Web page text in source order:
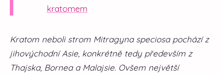
kratomem
Kratom neboli strom Mitragyna speciosa pochází z
jihovýchodní Asie, konkrétně tedy především z
Thajska, Bornea a Malajsie. Ovšem největší